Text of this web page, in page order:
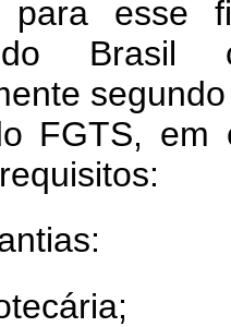
para esse
Brasil
FGTS, em